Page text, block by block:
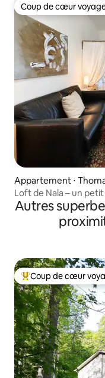
Coup de cœur
Coup de cœur
Appartement ⋅
Loft de Nala – un
Autres
Coups de cœur
Coup de cœur